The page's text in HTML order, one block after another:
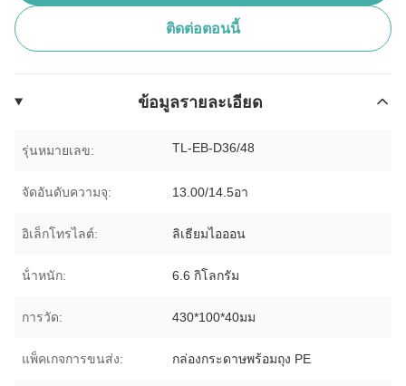
ติดต่อตอนนี้
ข้อมูลรายละเอียด
รุ่นหมายเลข: TL-EB-D36/48
จัดอันดับความจุ: 13.00/14.5อา
อิเล็กโทรไลต์: ลิเธียมไอออน
น้ําหนัก: 6.6 กิโลกรัม
การวัด: 430*100*40มม
แพ็คเกจการขนส่ง: กล่องกระดาษพร้อมถุง PE